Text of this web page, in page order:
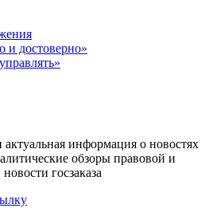
и достоверно»
актуальная информация о новостях
обзоры правовой и
госзаказа